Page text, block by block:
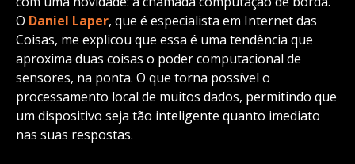
O Daniel Laper, que é especialista em Internet das
Coisas, me explicou que essa é uma tendência que
aproxima duas coisas o poder computacional de
sensores, na ponta. O que torna possível o
processamento local de muitos dados, permitindo que
um dispositivo seja tão inteligente quanto imediato
nas suas respostas.